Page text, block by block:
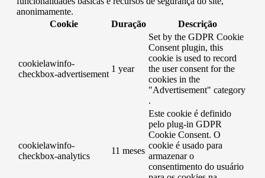
anonimamente.
Cookie
Duração Descrição
cookielawinfo-
checkbox-advertisement
1 year
Set by the GDPR Cookie
Consent plugin, this
cookie is used to record
the user consent for the
cookies in the
"Advertisement" category
.
cookielawinfo-
checkbox-analytics
11 meses
Este cookie é definido
pelo plug-in GDPR
Cookie Consent. O
cookie é usado para
armazenar o
consentimento do usuário